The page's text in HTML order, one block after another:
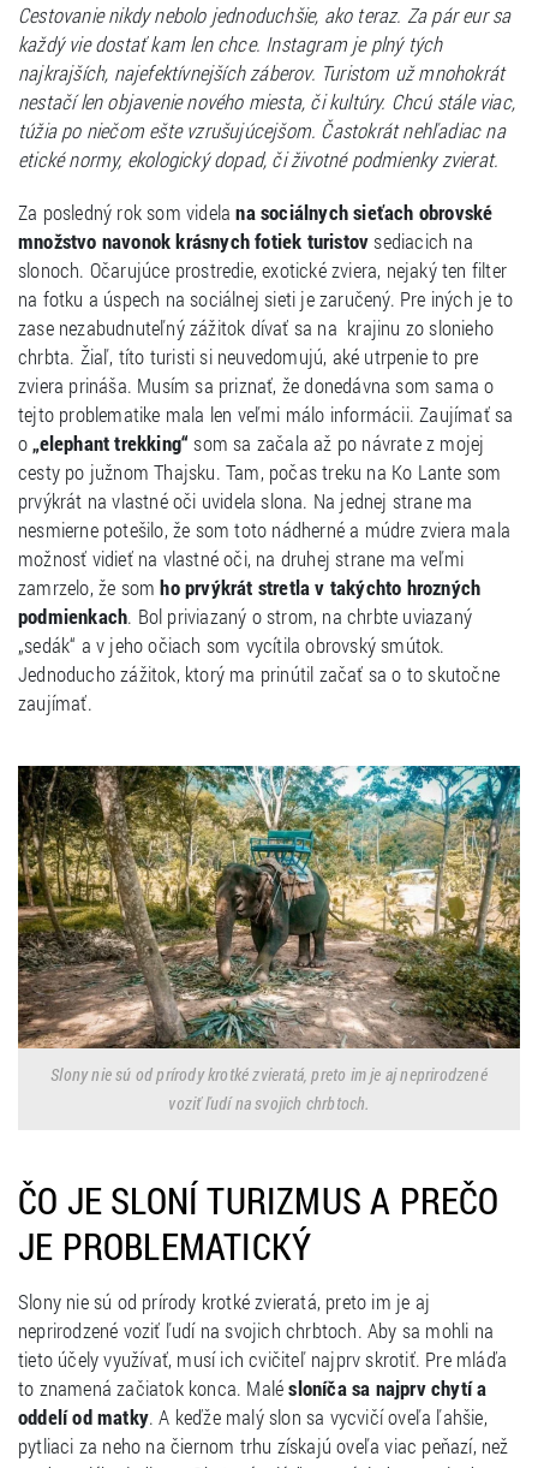
Cestovanie nikdy nebolo jednoduchšie, ako teraz. Za pár eur sa
každý vie dostať kam len chce. Instagram je plný tých
najkrajších, najefektívnejších záberov. Turistom už mnohokrát
nestačí len objavenie nového miesta, či kultúry. Chcú stále viac,
túžia po niečom ešte vzrušujúcejšom. Častokrát nehľadiac na
etické normy, ekologický dopad, či životné podmienky zvierat.
Za posledný rok som videlana sociálnych sieťach obrovské
množstvo navonok krásnych fotiek turistovsediacich na
slonoch. Očarujúce prostredie, exotické zviera, nejaký ten filter
na fotku a úspech na sociálnej sieti je zaručený. Pre iných je to
zase nezabudnuteľný zážitok dívať sa na krajinu zo slonieho
chrbta. Žiaľ, títo turisti si neuvedomujú, aké utrpenie to pre
zviera prináša. Musím sa priznať, že donedávna som sama o
tejto problematike mala len veľmi málo informácii. Zaujímať sa
o„elephant trekking“som sa začala až po návrate z mojej
cesty po južnom Thajsku. Tam, počas treku na Ko Lante som
prvýkrát na vlastné oči uvidela slona. Na jednej strane ma
nesmierne potešilo, že som toto nádherné a múdre zviera mala
možnosť vidieť na vlastné oči, na druhej strane ma veľmi
zamrzelo, že somho prvýkrát stretla v takýchto hrozných
podmienkach. Bol priviazaný o strom, na chrbte uviazaný
„sedák“ a v jeho očiach som vycítila obrovský smútok.
Jednoducho zážitok, ktorý ma prinútil začať sa o to skutočne
zaujímať.
Slony nie sú od prírody krotké zvieratá, preto im je aj neprirodzené
voziť ľudí na svojich chrbtoch.
ČO JE SLONÍ TURIZMUS A PREČO
JE PROBLEMATICKÝ
Slony nie sú od prírody krotké zvieratá, preto im je aj
neprirodzené voziť ľudí na svojich chrbtoch. Aby sa mohli na
tieto účely využívať, musí ich cvičiteľ najprv skrotiť. Pre mláďa
to znamená začiatok konca. Malésloníča sa najprv chytí a
oddelí od matky. A keďže malý slon sa vycvičí oveľa ľahšie,
pytliaci za neho na čiernom trhu získajú oveľa viac peňazí, než